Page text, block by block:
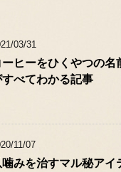
03/31
ーヒーをひくやつの名
すべてわかる記事
11/07
噛みを治すマル秘アイ